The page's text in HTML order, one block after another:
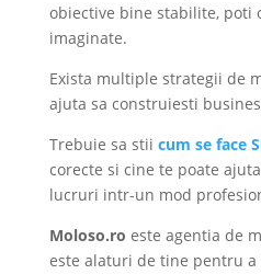
obiective bine stabilite, poti
imaginate.
Exista multiple strategii de
ajuta sa construiesti
Trebuie sa stii cum se face
corecte si cine te poate
lucruri intr-un mod
Moloso.ro este agentia de
este alaturi de tine pentru